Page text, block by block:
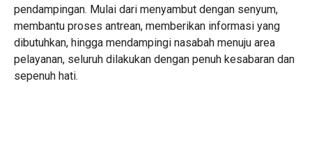
pendampingan. Mulai dari menyambut dengan senyum,
membantu proses antrean, memberikan informasi yang
dibutuhkan, hingga mendampingi nasabah menuju area
pelayanan, seluruh dilakukan dengan penuh kesabaran dan
sepenuh hati.